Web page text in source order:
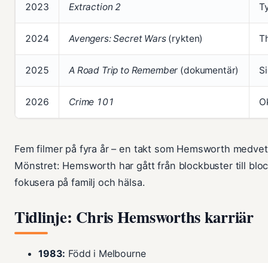
2023 Extraction 2
2024 Avengers: Secret Wars(rykten)
2025 A Road Trip to Remember (dokumentär)
2026 Crime 101
Fem filmer på fyra år – en takt som Hemsworth
Mönstret: Hemsworth har gått från blockbuster till
fokusera på familj och hälsa.
Tidlinje: Chris Hemsworths karriär
1983: Född i Melbourne